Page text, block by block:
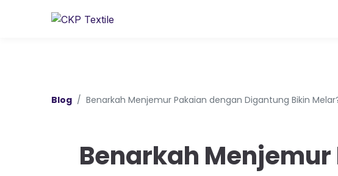
Blog Benarkah Menjemur Pakaian dengan Digantung Bikin
Benarkah